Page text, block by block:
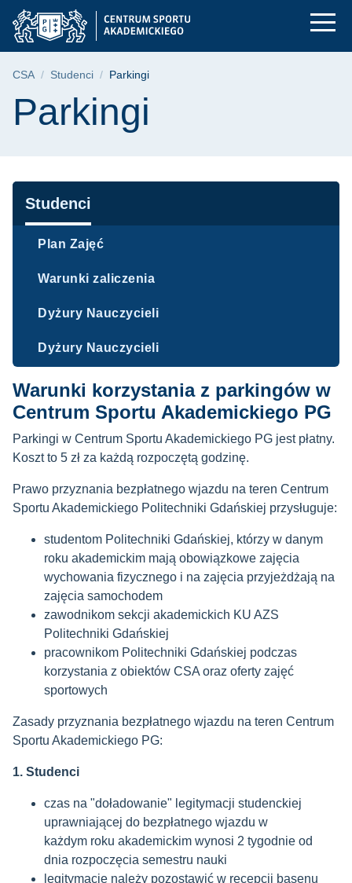
Przejdź
do
menu
Przejdź
do
wyszukiwarki
Przejdź
do
treści
Parkingi | Centrum
Ścieżka nawigacyjna
CSA Studenci Parkingi
Treść strony
Parkingi
Nawigacja
Studenci
Plan Zajęć
Warunki zaliczenia
Dyżury Nauczycieli
Dyżury Nauczycieli
Warunki korzystania z parkingów w
Centrum Sportu Akademickiego PG
Parkingi w Centrum Sportu Akademickiego PG jest płatny.
Koszt to 5 zł za każdą rozpoczętą godzinę.
Prawo przyznania bezpłatnego wjazdu na teren Centrum
Sportu Akademickiego Politechniki Gdańskiej przysługuje:
studentom Politechniki Gdańskiej, którzy w danym
roku akademickim mają obowiązkowe zajęcia
wychowania fizycznego i na zajęcia przyjeżdżają na
zajęcia samochodem
zawodnikom sekcji akademickich KU AZS
Politechniki Gdańskiej
pracownikom Politechniki Gdańskiej podczas
korzystania z obiektów CSA oraz oferty zajęć
sportowych
Zasady przyznania bezpłatnego wjazdu na teren Centrum
Sportu Akademickiego PG:
1. Studenci
czas na "doładowanie" legitymacji studenckiej
uprawniającej do bezpłatnego wjazdu w
każdym roku akademickim wynosi 2 tygodnie od
dnia rozpoczęcia semestru nauki
legitymacje należy pozostawić w recepcji basenu